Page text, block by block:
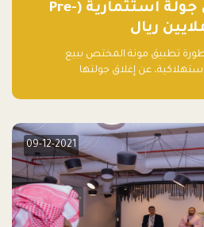
تطبيق مونة يغلق جولة استثمارية (Pre-
تطبيق مونة المختص ببيع
عن إغلاق جولتها
دعم المنشآت المحدودة وتسارع القابضة
09-12-2021